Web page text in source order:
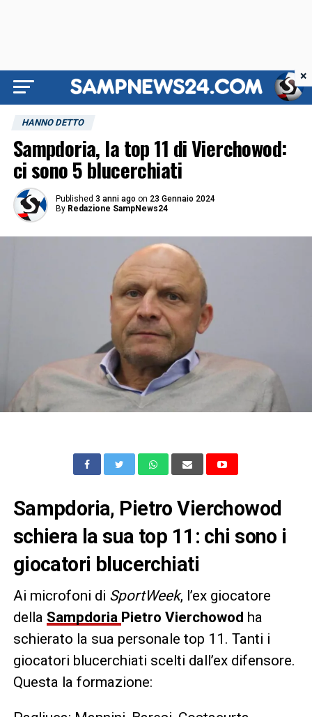
HANNO DETTO
Sampdoria, la top 11 di Vierchowod:
ci sono 5 blucerchiati
Published 3 anni ago on 23 Gennaio 2024
By Redazione SampNews24
Sampdoria, Pietro Vierchowod
schiera la sua top 11: chi sono i
giocatori blucerchiati
Ai microfoni di SportWeek, l’ex giocatore
della Sampdoria Pietro Vierchowod ha
schierato la sua personale top 11. Tanti i
giocatori blucerchiati scelti dall’ex difensore.
Questa la formazione:
×